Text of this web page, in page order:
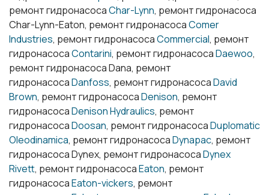
ремонт гидронасосаChar-Lynn, ремонт гидронасоса
Char-Lynn-Eaton, ремонт гидронасосаComer
Industries, ремонт гидронасосаCommercial, ремонт
гидронасосаContarini, ремонт гидронасосаDaewoo,
ремонт гидронасоса Dana, ремонт
гидронасосаDanfoss, ремонт гидронасосаDavid
Brown, ремонт гидронасосаDenison, ремонт
гидронасосаDenison Hydraulics, ремонт
гидронасосаDoosan, ремонт гидронасосаDuplomatic
Oleodinamica, ремонт гидронасосаDynapac, ремонт
гидронасоса Dynex, ремонт гидронасосаDynex
Rivett, ремонт гидронасосаEaton, ремонт
гидронасосаEaton-vickers, ремонт